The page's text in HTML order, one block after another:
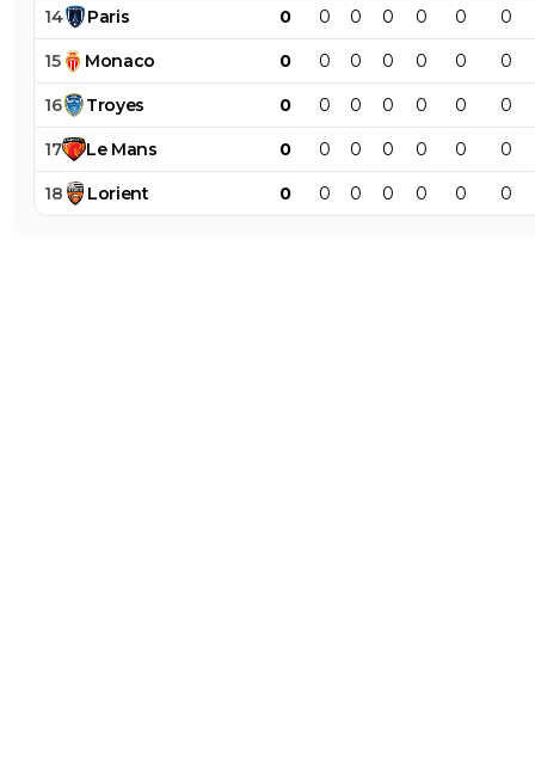
14 Paris 0 0 0 0 0 0 0
15 Monaco 0 0 0 0 0 0 0
16 Troyes 0 0 0 0 0 0 0
17 Le Mans 0 0 0 0 0 0 0
18 Lorient 0 0 0 0 0 0 0